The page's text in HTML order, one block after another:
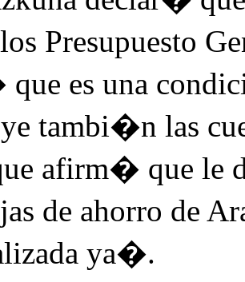
Presupuesto
es una
tambi�n las
afirm� que
de ahorro de
ya�.